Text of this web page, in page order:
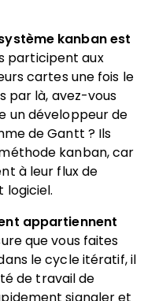
kanban est
participent aux
cartes une fois le
par là, avez-vous
un développeur de
de Gantt ? Ils
kanban, car
à leur flux de
logiciel.
appartiennent
que vous faites
le cycle itératif, il
de travail de
signaler et